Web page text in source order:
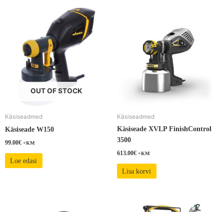
OUT OF STOCK
Käsiseadmed
Käsiseade W150
99.00€ +KM
Loe edasi
Käsiseadmed
Käsiseade XVLP FinishControl
3500
613.00€ +KM
Lisa korvi